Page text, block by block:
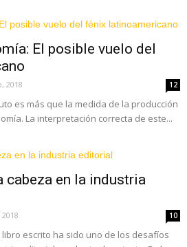
El posible vuelo del
2018 12
es más que la medida de la producción
La interpretación correcta de este...
cabeza en la industria
10
escrito ha sido uno de los desafíos